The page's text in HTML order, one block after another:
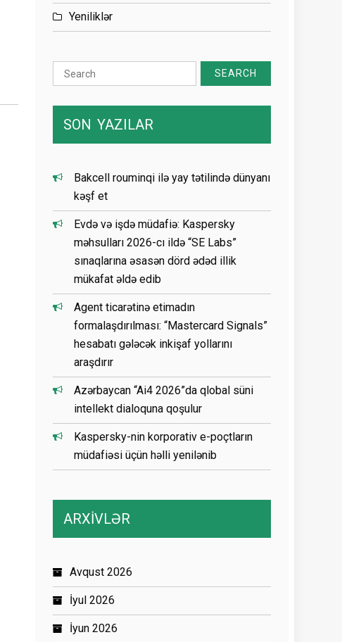
Yeniliklər
Search
for:
SON YAZILAR
Bakcell rouminqi ilə yay tətilində dünyanı
kəşf et
Evdə və işdə müdafiə: Kaspersky
məhsulları 2026-cı ildə “SE Labs”
sınaqlarına əsasən dörd ədəd illik
mükafat əldə edib
Agent ticarətinə etimadın
formalaşdırılması: “Mastercard Signals”
hesabatı gələcək inkişaf yollarını
araşdırır
Azərbaycan “Ai4 2026”da qlobal süni
intellekt dialoquna qoşulur
Kaspersky-nin korporativ e-poçtların
müdafiəsi üçün həlli yenilənib
ARXİVLƏR
Avqust 2026
İyul 2026
İyun 2026